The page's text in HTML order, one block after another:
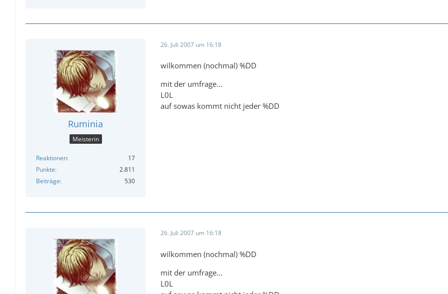
Ruminia
Meisterin
Reaktionen
17
Punkte
2.811
Beiträge
530
26. Juli 2007 um 16:18
wilkommen (nochmal) %DD
mit der umfrage...
L0L
auf sowas kommt nicht jeder %DD
26. Juli 2007 um 16:18
wilkommen (nochmal) %DD
mit der umfrage...
L0L